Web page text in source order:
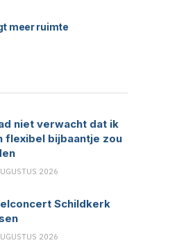
meer ruimte
niet verwacht dat ik
flexibel bijbaantje zou
2026
Schildkerk
2026